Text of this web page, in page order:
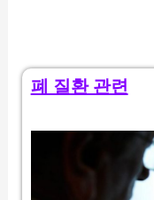
폐 질환 관련